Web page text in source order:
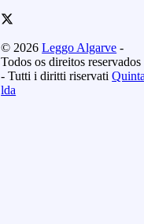
© 2026Leggo Algarve -
Todos os direitos reservados
- Tutti i diritti riservati
lda